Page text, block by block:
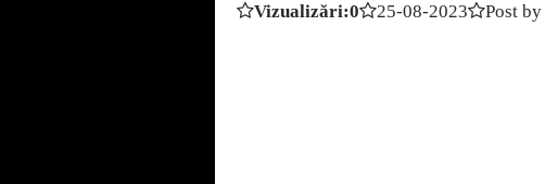
Vizualizări:0 25-08-2023 Post